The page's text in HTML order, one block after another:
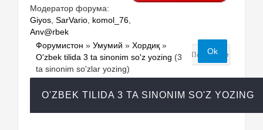
Модератор форума:
Giyos SarVario komol_76
Anv@rbek
Форумистон » Умумий » Хордиқ »
O'zbek tilida 3 ta sinonim so'z yozing (3
ta sinonim so'zlar yozing)
O'ZBEK TILIDA 3 TA SINONIM SO'Z YOZING